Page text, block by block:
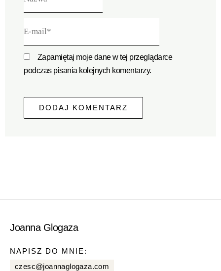
mail*
Zapamiętaj moje dane w tej przeglądarce
podczas pisania kolejnych komentarzy.
Joanna Glogaza
NAPISZ DO MNIE:
czesc@joannaglogaza.com